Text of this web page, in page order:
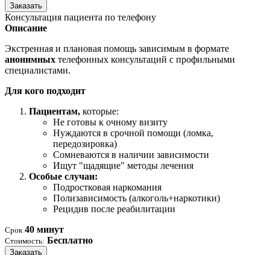
Заказать
Консультация пациента по телефону
Описание
Экстренная и плановая помощь зависимым в формате
анонимных телефонных консультаций с профильными
специалистами.
Для кого подходит
Пациентам, которые:
Не готовы к очному визиту
Нуждаются в срочной помощи (ломка,
передозировка)
Сомневаются в наличии зависимости
Ищут "щадящие" методы лечения
Особые случаи:
Подростковая наркомания
Полизависимость (алкоголь+наркотики)
Рецидив после реабилитации
Срок 40 минут
Стоимость: Бесплатно
Заказать